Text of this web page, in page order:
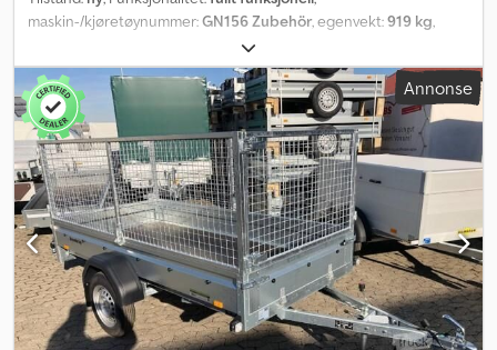
maskin-/kjøretøynummer:GN156 Zubehör, egenvekt:919 kg,
, totalvekt:
2 aksler, lasteromslengde:2 630 mm, lasteplassbredde:1 450 mm,
lasteromshøyde: 800 mm , Annonse